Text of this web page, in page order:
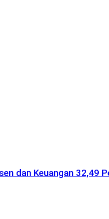
dan Keuangan 32,49